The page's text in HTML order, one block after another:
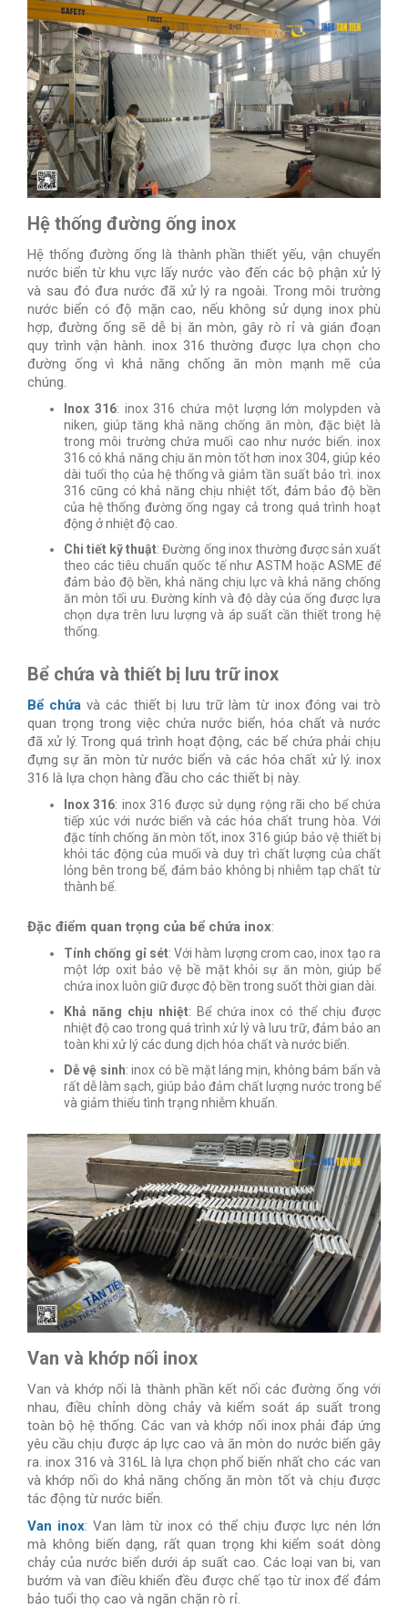
Hệ thống đường ống inox
Hệ thống đường ống là thành phần thiết yếu, vận chuyển
nước biển từ khu vực lấy nước vào đến các bộ phận xử lý
và sau đó đưa nước đã xử lý ra ngoài. Trong môi trường
nước biển có độ mặn cao, nếu không sử dụng inox phù
hợp, đường ống sẽ dễ bị ăn mòn, gây rò rỉ và gián đoạn
quy trình vận hành. inox 316 thường được lựa chọn cho
đường ống vì khả năng chống ăn mòn mạnh mẽ của
chúng.
Inox 316: inox 316 chứa một lượng lớn molypden và
niken, giúp tăng khả năng chống ăn mòn, đặc biệt là
trong môi trường chứa muối cao như nước biển. inox
316 có khả năng chịu ăn mòn tốt hơn inox 304, giúp kéo
dài tuổi thọ của hệ thống và giảm tần suất bảo trì. inox
316 cũng có khả năng chịu nhiệt tốt, đảm bảo độ bền
của hệ thống đường ống ngay cả trong quá trình hoạt
động ở nhiệt độ cao.
Chi tiết kỹ thuật: Đường ống inox thường được sản xuất
theo các tiêu chuẩn quốc tế như ASTM hoặc ASME để
đảm bảo độ bền, khả năng chịu lực và khả năng chống
ăn mòn tối ưu. Đường kính và độ dày của ống được lựa
chọn dựa trên lưu lượng và áp suất cần thiết trong hệ
thống.
Bể chứa và thiết bị lưu trữ inox
Bể chứa và các thiết bị lưu trữ làm từ inox đóng vai trò
quan trọng trong việc chứa nước biển, hóa chất và nước
đã xử lý. Trong quá trình hoạt động, các bể chứa phải chịu
đựng sự ăn mòn từ nước biển và các hóa chất xử lý. inox
316 là lựa chọn hàng đầu cho các thiết bị này.
Inox 316: inox 316 được sử dụng rộng rãi cho bể chứa
tiếp xúc với nước biển và các hóa chất trung hòa. Với
đặc tính chống ăn mòn tốt, inox 316 giúp bảo vệ thiết bị
khỏi tác động của muối và duy trì chất lượng của chất
lỏng bên trong bể, đảm bảo không bị nhiễm tạp chất từ
thành bể.
Đặc điểm quan trọng của bể chứa inox:
Tính chống gỉ sét: Với hàm lượng crom cao, inox tạo ra
một lớp oxit bảo vệ bề mặt khỏi sự ăn mòn, giúp bể
chứa inox luôn giữ được độ bền trong suốt thời gian dài.
Khả năng chịu nhiệt: Bể chứa inox có thể chịu được
nhiệt độ cao trong quá trình xử lý và lưu trữ, đảm bảo an
toàn khi xử lý các dung dịch hóa chất và nước biển.
Dễ vệ sinh: inox có bề mặt láng mịn, không bám bẩn và
rất dễ làm sạch, giúp bảo đảm chất lượng nước trong bể
và giảm thiểu tình trạng nhiễm khuẩn.
Van và khớp nối inox
Van và khớp nối là thành phần kết nối các đường ống với
nhau, điều chỉnh dòng chảy và kiểm soát áp suất trong
toàn bộ hệ thống. Các van và khớp nối inox phải đáp ứng
yêu cầu chịu được áp lực cao và ăn mòn do nước biển gây
ra. inox 316 và 316L là lựa chọn phổ biến nhất cho các van
và khớp nối do khả năng chống ăn mòn tốt và chịu được
tác động từ nước biển.
Van inox: Van làm từ inox có thể chịu được lực nén lớn
mà không biến dạng, rất quan trọng khi kiểm soát dòng
chảy của nước biển dưới áp suất cao. Các loại van bi, van
bướm và van điều khiển đều được chế tạo từ inox để đảm
bảo tuổi thọ cao và ngăn chặn rò rỉ.